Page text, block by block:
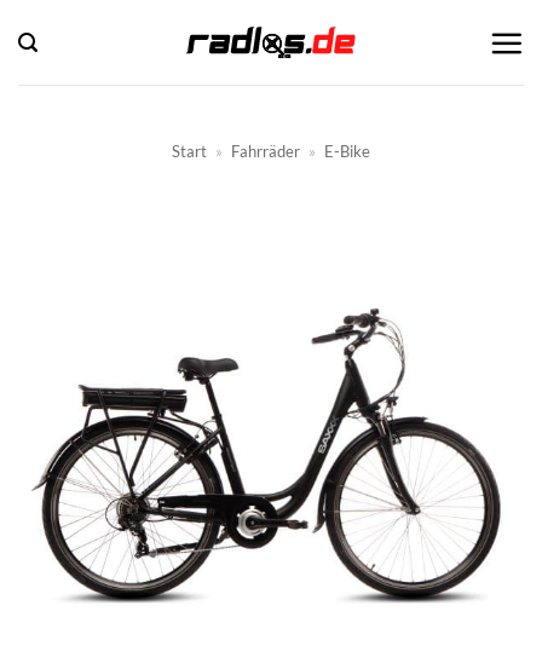
Inhalt
springen
Start » Fahrräder » E-Bike